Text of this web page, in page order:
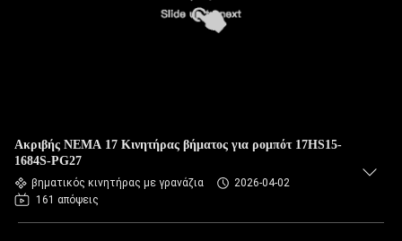
Ακριβής NEMA 17 Κινητήρας βήματος για ρομπότ 17HS15-
1684S-PG27
βηματικός κινητήρας με γρανάζια
2026-04-02
161 απόψεις